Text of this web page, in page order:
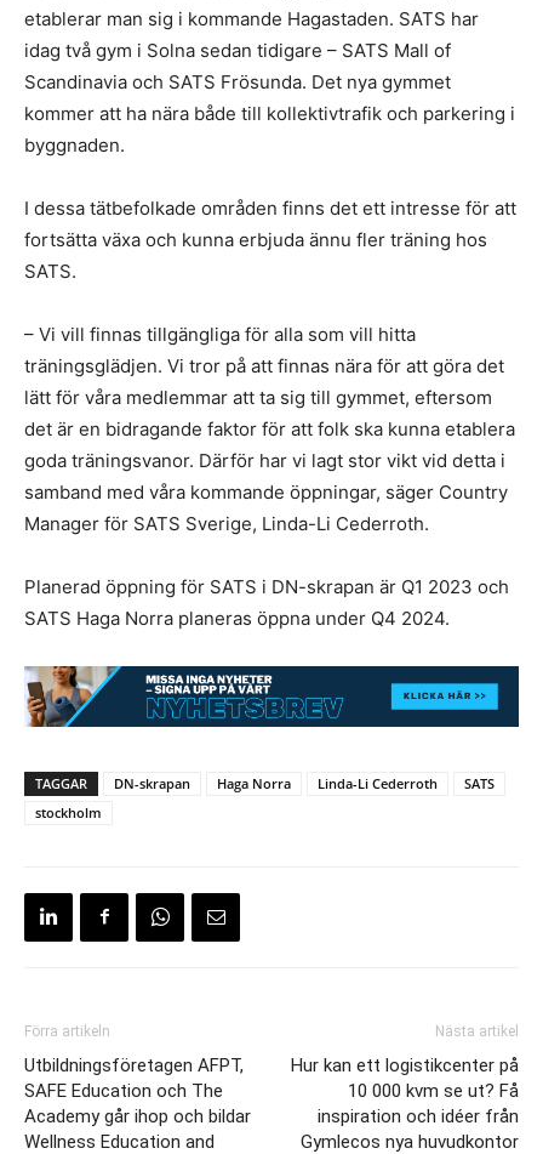
etablerar man sig i kommande Hagastaden. SATS har
idag två gym i Solna sedan tidigare – SATS Mall of
Scandinavia och SATS Frösunda. Det nya gymmet
kommer att ha nära både till kollektivtrafik och parkering i
byggnaden.
I dessa tätbefolkade områden finns det ett intresse för att
fortsätta växa och kunna erbjuda ännu fler träning hos
SATS.
– Vi vill finnas tillgängliga för alla som vill hitta
träningsglädjen. Vi tror på att finnas nära för att göra det
lätt för våra medlemmar att ta sig till gymmet, eftersom
det är en bidragande faktor för att folk ska kunna etablera
goda träningsvanor. Därför har vi lagt stor vikt vid detta i
samband med våra kommande öppningar, säger Country
Manager för SATS Sverige, Linda-Li Cederroth.
Planerad öppning för SATS i DN-skrapan är Q1 2023 och
SATS Haga Norra planeras öppna under Q4 2024.
TAGGAR DN-skrapan Haga Norra Linda-Li Cederroth
SATS
stockholm
Förra artikeln
Utbildningsföretagen AFPT,
SAFE Education och The
Academy går ihop och bildar
Wellness Education and
Nästa artikel
Hur kan ett logistikcenter på
10 000 kvm se ut? Få
inspiration och idéer från
Gymlecos nya huvudkontor